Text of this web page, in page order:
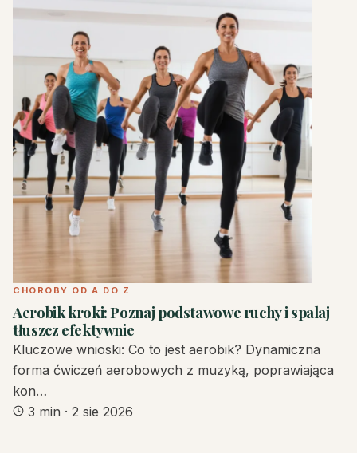
CHOROBY OD A DO Z
Aerobik kroki: Poznaj podstawowe ruchy i spalaj
tłuszcz efektywnie
Kluczowe wnioski: Co to jest aerobik? Dynamiczna
forma ćwiczeń aerobowych z muzyką, poprawiająca
kon…
3 min · 2 sie 2026